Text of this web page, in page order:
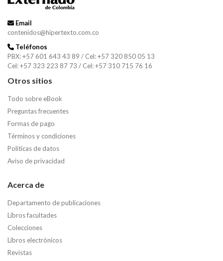
Email
contenidos@hipertexto.com.co
Teléfonos
PBX: +57 601 643 43 89 / Cel: +57 320 850 05 13
Cel: +57 323 223 87 73 / Cel: +57 310 715 76 16
Otros sitios
Todo sobre eBook
Preguntas frecuentes
Formas de pago
Términos y condiciones
Políticas de datos
Aviso de privacidad
Acerca de
Departamento de publicaciones
Libros facultades
Colecciones
Libros electrónicos
Revistas